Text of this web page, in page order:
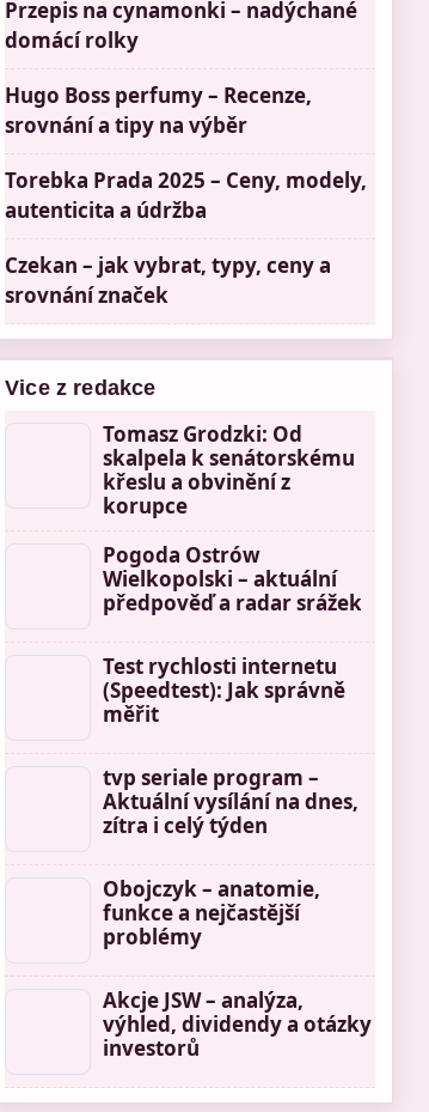
Przepis na cynamonki – nadýchané
domácí rolky
Hugo Boss perfumy – Recenze,
srovnání a tipy na výběr
Torebka Prada 2025 – Ceny, modely,
autenticita a údržba
Czekan – jak vybrat, typy, ceny a
srovnání značek
Vice z redakce
Tomasz Grodzki: Od
skalpela k senátorskému
křeslu a obvinění z
korupce
Pogoda Ostrów
Wielkopolski – aktuální
předpověď a radar srážek
Test rychlosti internetu
(Speedtest): Jak správně
měřit
tvp seriale program –
Aktuální vysílání na dnes,
zítra i celý týden
Obojczyk – anatomie,
funkce a nejčastější
problémy
Akcje JSW – analýza,
výhled, dividendy a otázky
investorů